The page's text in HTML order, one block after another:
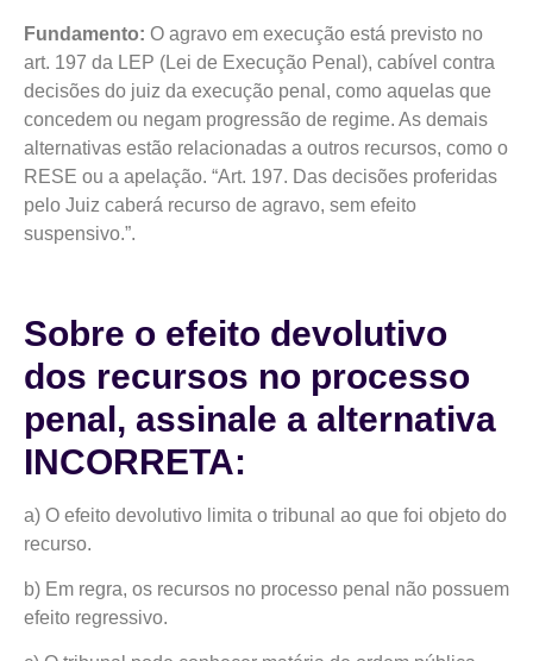
Fundamento: O agravo em execução está previsto no
art. 197 da LEP (Lei de Execução Penal), cabível contra
decisões do juiz da execução penal, como aquelas que
concedem ou negam progressão de regime. As demais
alternativas estão relacionadas a outros recursos, como o
RESE ou a apelação. “Art. 197. Das decisões proferidas
pelo Juiz caberá recurso de agravo, sem efeito
suspensivo.”.
Sobre o efeito devolutivo
dos recursos no processo
penal, assinale a alternativa
INCORRETA:
a) O efeito devolutivo limita o tribunal ao que foi objeto do
recurso.
b) Em regra, os recursos no processo penal não possuem
efeito regressivo.